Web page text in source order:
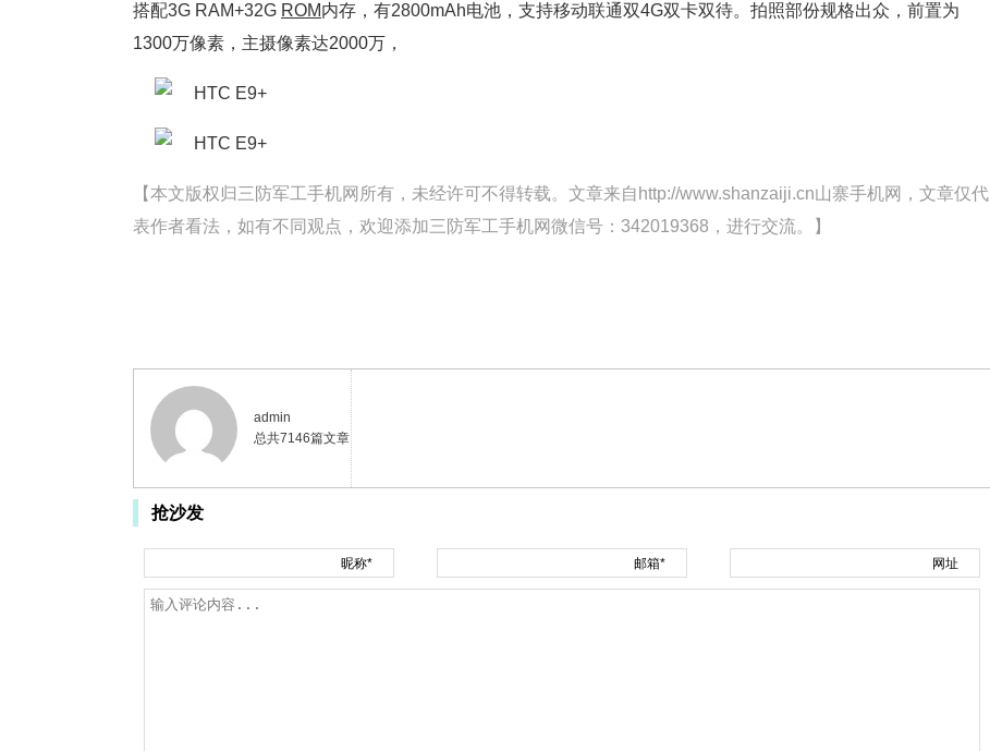
搭配3G RAM+32G ROM内存，有2800mAh电池，支持移动联通双4G双卡双待。拍照部份规格出众，前置为
1300万像素，主摄像素达2000万，
【本文版权归三防军工手机网所有，未经许可不得转载。文章来自http://www.shanzaiji.cn山寨手机网，文章仅代
表作者看法，如有不同观点，欢迎添加三防军工手机网微信号：342019368，进行交流。】
admin
总共7146篇文章
抢沙发
昵称* 邮箱* 网址